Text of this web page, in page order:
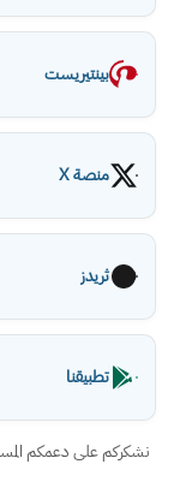
بينتيريست
منصة X
ثريدز
تطبيقنا
نشكركم على دعمكم